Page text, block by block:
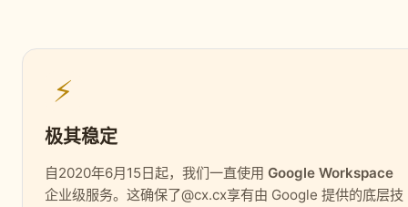
⚡️
极其稳定
自2020年6月15日起，我们一直使用 Google Workspace
企业级服务。这确保了@cx.cx享有由 Google 提供的底层技